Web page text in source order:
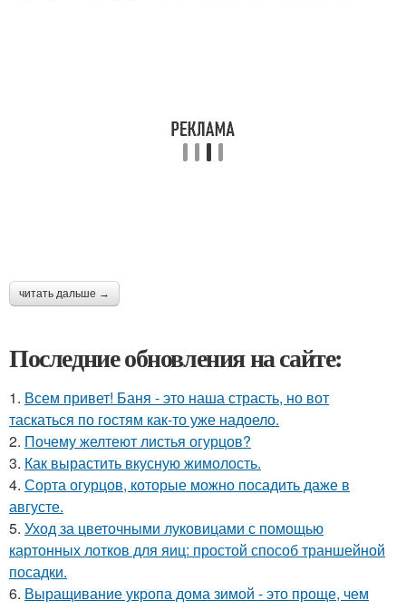
читать дальше →
Последние обновления на сайте:
1. Всем привет! Баня - это наша страсть, но вот
таскаться по гостям как-то уже надоело.
2. Почему желтеют листья огурцов?
3. Как вырастить вкусную жимолость.
4. Сорта огурцов, которые можно посадить даже в
августе.
5. Уход за цветочными луковицами с помощью
картонных лотков для яиц: простой способ траншейной
посадки.
6. Выращивание укропа дома зимой - это проще, чем